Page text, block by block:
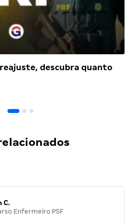
descubra quanto
C.
Enfermeiro PSF